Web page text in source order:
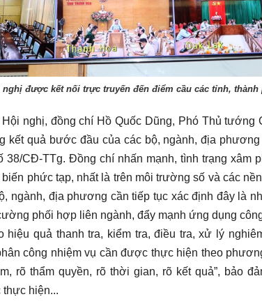
nghị được kết nối trực truyến đến điểm cầu các tỉnh, thành
Hội nghị, đồng chí Hồ Quốc Dũng, Phó Thủ tướng
kết quả bước đầu của các bộ, ngành, địa
38/CĐ-TTg. Đồng chí nhấn mạnh, tình trạng xâm
phức tạp, nhất là trên môi trường số và các
ngành, địa phương cần tiếp tục xác định đây là
phối hợp liên ngành, đẩy mạnh ứng dụng
hiệu quả thanh tra, kiểm tra, điều tra, xử lý
công nhiệm vụ cần được thực hiện theo
rõ thẩm quyền, rõ thời gian, rõ kết quả”, bảo
thực hiện...